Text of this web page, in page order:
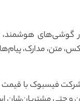
گوشی‌های
متن، مدارک،